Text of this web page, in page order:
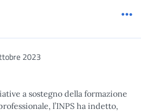
2023
a sostegno della formazione
l’INPS ha indetto,